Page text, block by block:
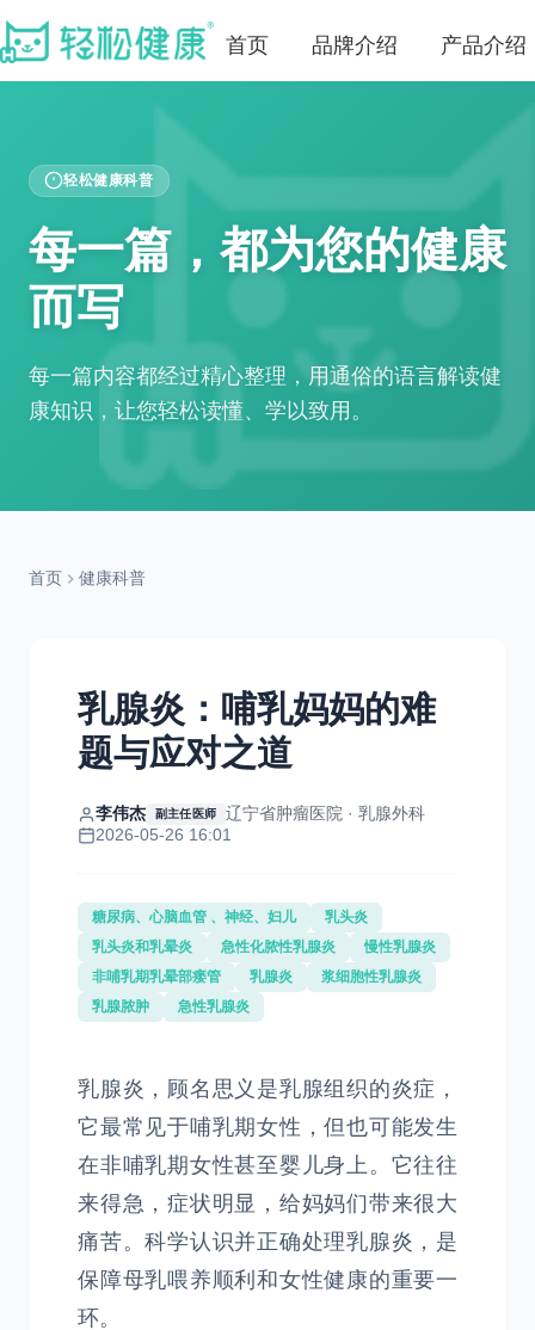
首页 品牌介绍 产品介绍
轻松健康科普
每一篇，都为您的健康
而写
每一篇内容都经过精心整理，用通俗的语言解读健
康知识，让您轻松读懂、学以致用。
首页 健康科普
乳腺炎：哺乳妈妈的难
题与应对之道
李伟杰 副主任医师
辽宁省肿瘤医院 · 乳腺外科
2026-05-26 16:01
糖尿病、心脑血管 、神经、妇儿
乳头炎
乳头炎和乳晕炎
急性化脓性乳腺炎
慢性乳腺炎
非哺乳期乳晕部瘘管
乳腺炎
浆细胞性乳腺炎
乳腺脓肿
急性乳腺炎
乳腺炎，顾名思义是乳腺组织的炎症，
它最常见于哺乳期女性，但也可能发生
在非哺乳期女性甚至婴儿身上。它往往
来得急，症状明显，给妈妈们带来很大
痛苦。科学认识并正确处理乳腺炎，是
保障母乳喂养顺利和女性健康的重要一
环。